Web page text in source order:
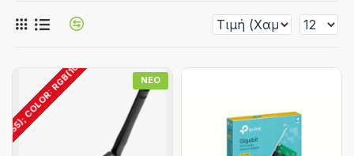
ΝΈΟ
255); COLOR: RGB(102